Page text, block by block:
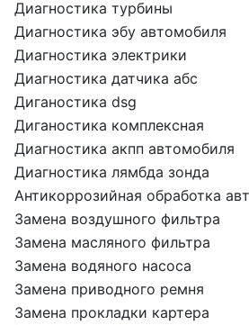
Диагностика турбины
Диагностика эбу автомобиля
Диагностика электрики
Диагностика датчика абс
Диганостика dsg
Диганостика комплексная
Диагностика акпп автомобиля
Диагностика лямбда зонда
Антикоррозийная обработка
Замена воздушного фильтра
Замена масляного фильтра
Замена водяного насоса
Замена приводного ремня
Замена прокладки картера